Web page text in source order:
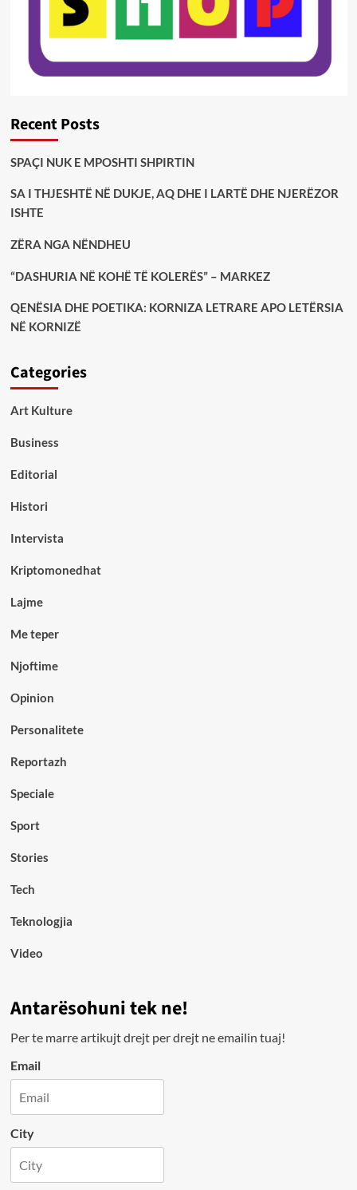
Recent Posts
SPAÇI NUK E MPOSHTI SHPIRTIN
SA I THJESHTË NË DUKJE, AQ DHE I LARTË DHE NJERËZOR
ISHTE
ZËRA NGA NËNDHEU
“DASHURIA NË KOHË TË KOLERËS” – MARKEZ
QENËSIA DHE POETIKA: KORNIZA LETRARE APO LETËRSIA
NË KORNIZË
Categories
Art Kulture
Business
Editorial
Histori
Intervista
Kriptomonedhat
Lajme
Me teper
Njoftime
Opinion
Personalitete
Reportazh
Speciale
Sport
Stories
Tech
Teknologjia
Video
Antarësohuni tek ne!
Per te marre artikujt drejt per drejt ne emailin tuaj!
Email
City